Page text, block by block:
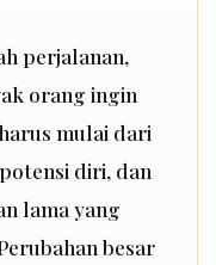
perjalanan,
orang ingin
mulai dari
diri, dan
lama yang
besar